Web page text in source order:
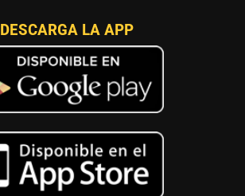
DESCARGA LA APP